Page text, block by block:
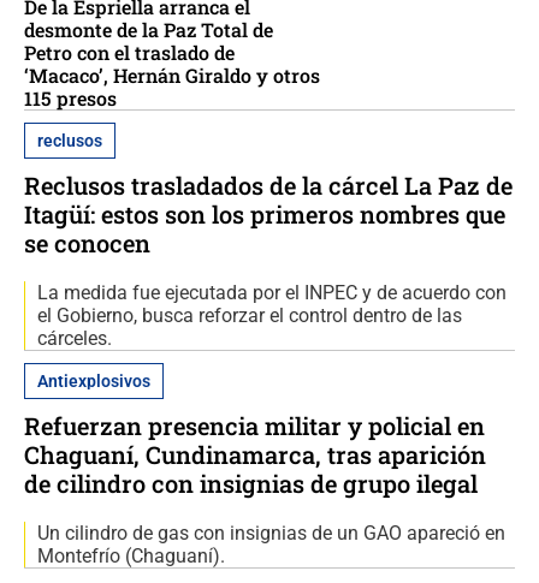
De la Espriella arranca el
desmonte de la Paz Total de
Petro con el traslado de
‘Macaco’, Hernán Giraldo y otros
115 presos
reclusos
Reclusos trasladados de la cárcel La Paz de
Itagüí: estos son los primeros nombres que
se conocen
La medida fue ejecutada por el INPEC y de acuerdo con
el Gobierno, busca reforzar el control dentro de las
cárceles.
Antiexplosivos
Refuerzan presencia militar y policial en
Chaguaní, Cundinamarca, tras aparición
de cilindro con insignias de grupo ilegal
Un cilindro de gas con insignias de un GAO apareció en
Montefrío (Chaguaní).